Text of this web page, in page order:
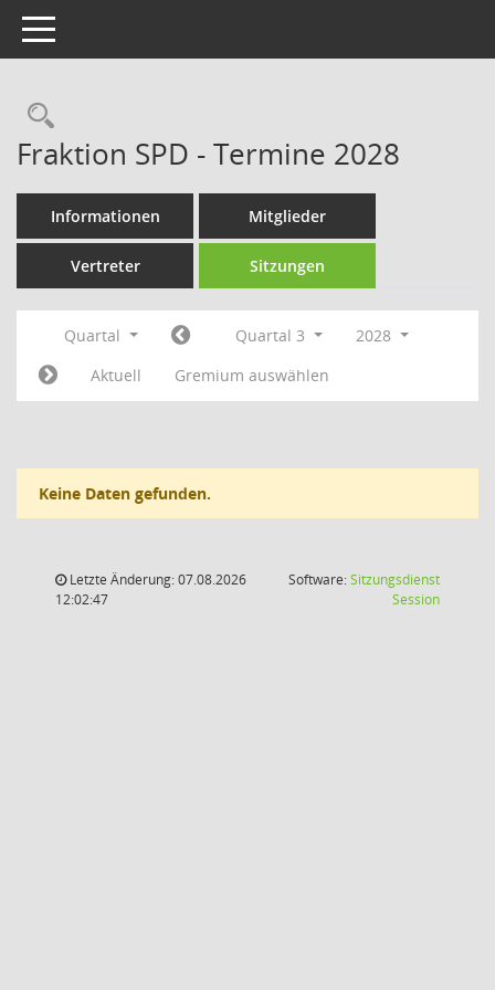
Toggle navigation
Rechercheauswahl
Fraktion SPD - Termine 2028
Informationen Mitglieder
Vertreter Sitzungen
Quartal Quartal 3
2028
Aktuell
Gremium auswählen
Keine Daten gefunden.
Letzte Änderung: 07.08.2026
12:02:47
Software:Sitzungsdienst
Session(Wird in